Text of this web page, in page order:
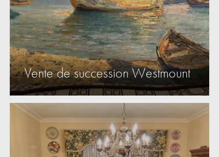
Vente de succession Westmount